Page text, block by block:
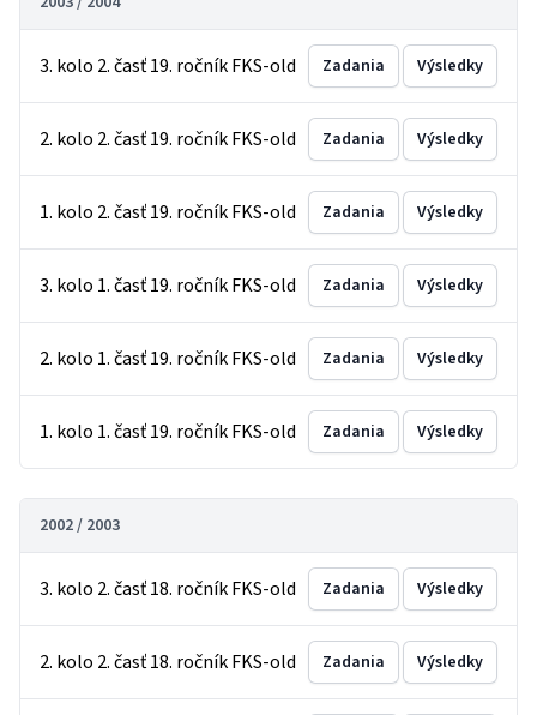
3. kolo 2. časť 19. ročník FKS-old Zadania Výsledky
2. kolo 2. časť 19. ročník FKS-old Zadania Výsledky
1. kolo 2. časť 19. ročník FKS-old Zadania Výsledky
3. kolo 1. časť 19. ročník FKS-old Zadania Výsledky
2. kolo 1. časť 19. ročník FKS-old Zadania Výsledky
1. kolo 1. časť 19. ročník FKS-old Zadania Výsledky
2002 / 2003
3. kolo 2. časť 18. ročník FKS-old Zadania Výsledky
2. kolo 2. časť 18. ročník FKS-old Zadania Výsledky